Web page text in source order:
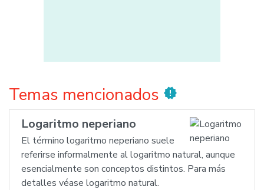
Temas mencionados new_releases
Logaritmo neperiano
El término logaritmo neperiano suele
referirse informalmente al logaritmo natural, aunque
esencialmente son conceptos distintos. Para más
detalles véase logaritmo natural.